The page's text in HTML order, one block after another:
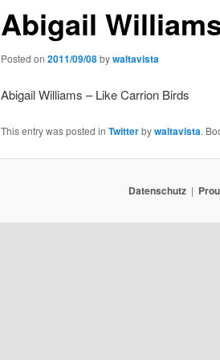
Abigail
Posted on 2011/09/08bywaltavista
Abigail Williams – Like Carrion Birds
This entry was posted in Twitterbywaltavista.
Datenschutz